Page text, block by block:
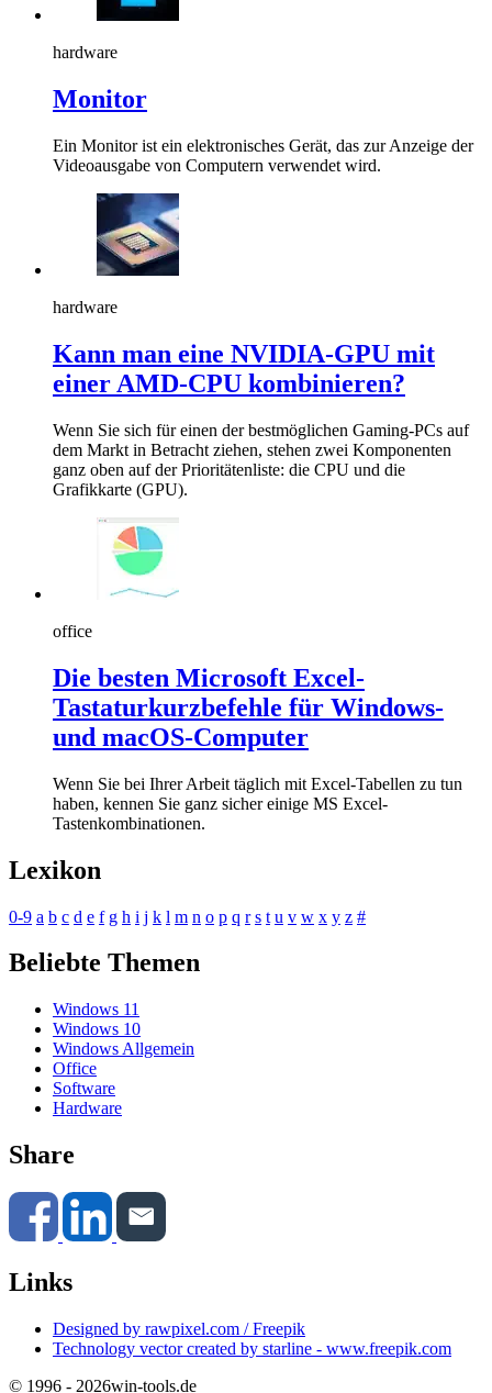
hardware
Monitor
Ein Monitor ist ein elektronisches Gerät, das zur Anzeige der
Videoausgabe von Computern verwendet wird.
hardware
Kann man eine NVIDIA-GPU mit
einer AMD-CPU kombinieren?
Wenn Sie sich für einen der bestmöglichen Gaming-PCs auf
dem Markt in Betracht ziehen, stehen zwei Komponenten
ganz oben auf der Prioritätenliste: die CPU und die
Grafikkarte (GPU).
office
Die besten Microsoft Excel-
Tastaturkurzbefehle für Windows-
und macOS-Computer
Wenn Sie bei Ihrer Arbeit täglich mit Excel-Tabellen zu tun
haben, kennen Sie ganz sicher einige MS Excel-
Tastenkombinationen.
Lexikon
0-9 a b c d e f g h i j k l m n o p q r s t u v w x y z #
Beliebte Themen
Windows 11
Windows 10
Windows Allgemein
Office
Software
Hardware
Share
Links
Designed by rawpixel.com / Freepik
Technology vector created by starline - www.freepik.com
© 1996 - 2026win-tools.de